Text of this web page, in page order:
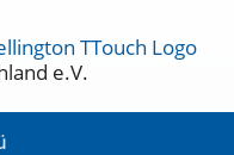
e.V.